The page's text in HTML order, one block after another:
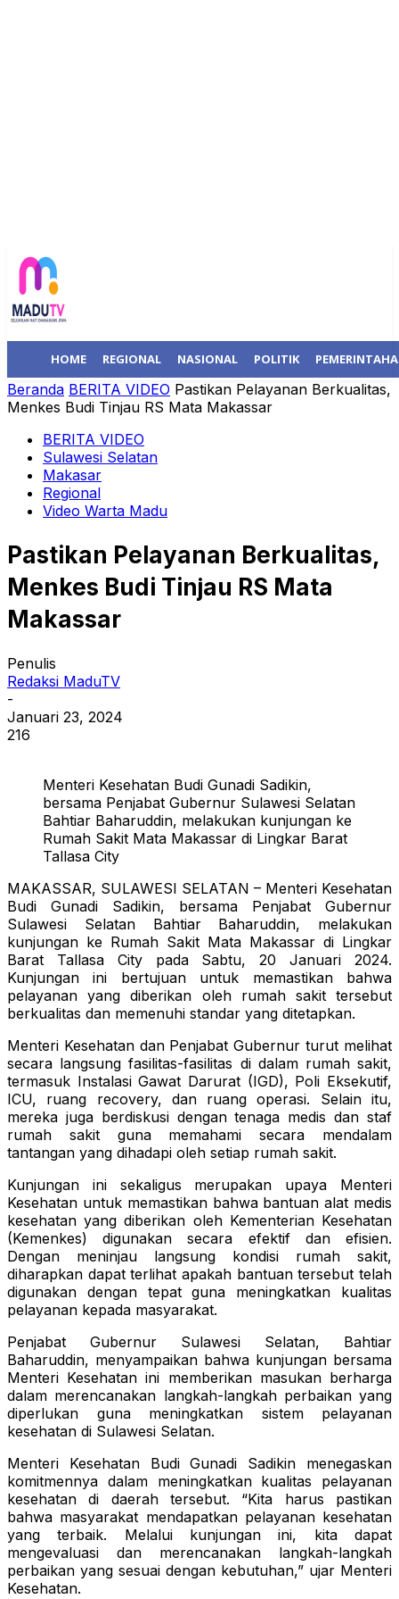
HOME REGIONAL NASIONAL POLITIK
Beranda BERITA VIDEO Pastikan Pelayanan Berkualitas,
Menkes Budi Tinjau RS Mata Makassar
BERITA VIDEO
Sulawesi Selatan
Makasar
Regional
Video Warta Madu
Pastikan Pelayanan Berkualitas,
Menkes Budi Tinjau RS Mata
Makassar
Penulis
Redaksi MaduTV
-
Januari 23, 2024
216
Menteri Kesehatan Budi Gunadi Sadikin,
bersama Penjabat Gubernur Sulawesi Selatan
Bahtiar Baharuddin, melakukan kunjungan ke
Rumah Sakit Mata Makassar di Lingkar Barat
Tallasa City
MAKASSAR, SULAWESI SELATAN – Menteri Kesehatan
Budi Gunadi Sadikin, bersama Penjabat Gubernur
Sulawesi Selatan Bahtiar Baharuddin, melakukan
kunjungan ke Rumah Sakit Mata Makassar di Lingkar
Barat Tallasa City pada Sabtu, 20 Januari 2024.
Kunjungan ini bertujuan untuk memastikan bahwa
pelayanan yang diberikan oleh rumah sakit tersebut
berkualitas dan memenuhi standar yang ditetapkan.
Menteri Kesehatan dan Penjabat Gubernur turut melihat
secara langsung fasilitas-fasilitas di dalam rumah sakit,
termasuk Instalasi Gawat Darurat (IGD), Poli Eksekutif,
ICU, ruang recovery, dan ruang operasi. Selain itu,
mereka juga berdiskusi dengan tenaga medis dan staf
rumah sakit guna memahami secara mendalam
tantangan yang dihadapi oleh setiap rumah sakit.
Kunjungan ini sekaligus merupakan upaya Menteri
Kesehatan untuk memastikan bahwa bantuan alat medis
kesehatan yang diberikan oleh Kementerian Kesehatan
(Kemenkes) digunakan secara efektif dan efisien.
Dengan meninjau langsung kondisi rumah sakit,
diharapkan dapat terlihat apakah bantuan tersebut telah
digunakan dengan tepat guna meningkatkan kualitas
pelayanan kepada masyarakat.
Penjabat Gubernur Sulawesi Selatan, Bahtiar
Baharuddin, menyampaikan bahwa kunjungan bersama
Menteri Kesehatan ini memberikan masukan berharga
dalam merencanakan langkah-langkah perbaikan yang
diperlukan guna meningkatkan sistem pelayanan
kesehatan di Sulawesi Selatan.
Menteri Kesehatan Budi Gunadi Sadikin menegaskan
komitmennya dalam meningkatkan kualitas pelayanan
kesehatan di daerah tersebut. “Kita harus pastikan
bahwa masyarakat mendapatkan pelayanan kesehatan
yang terbaik. Melalui kunjungan ini, kita dapat
mengevaluasi dan merencanakan langkah-langkah
perbaikan yang sesuai dengan kebutuhan,” ujar Menteri
Kesehatan.